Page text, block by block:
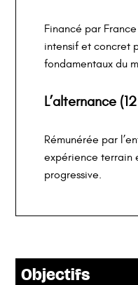
Financé par
intensif et concret
fondamentaux du
L’alternance
Rémunérée par
expérience terrain
progressive.
Objectifs